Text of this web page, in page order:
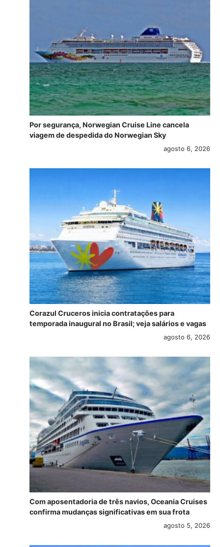
Por segurança, Norwegian Cruise Line cancela
viagem de despedida do Norwegian Sky
agosto 6, 2026
Corazul Cruceros inicia contratações para
temporada inaugural no Brasil; veja salários e vagas
agosto 6, 2026
Com aposentadoria de três navios, Oceania Cruises
confirma mudanças significativas em sua frota
agosto 5, 2026